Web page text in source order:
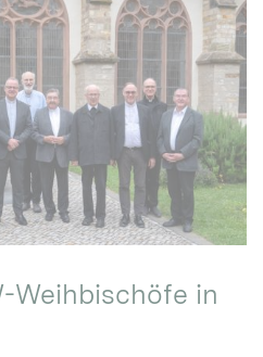
Weihbischöfe in